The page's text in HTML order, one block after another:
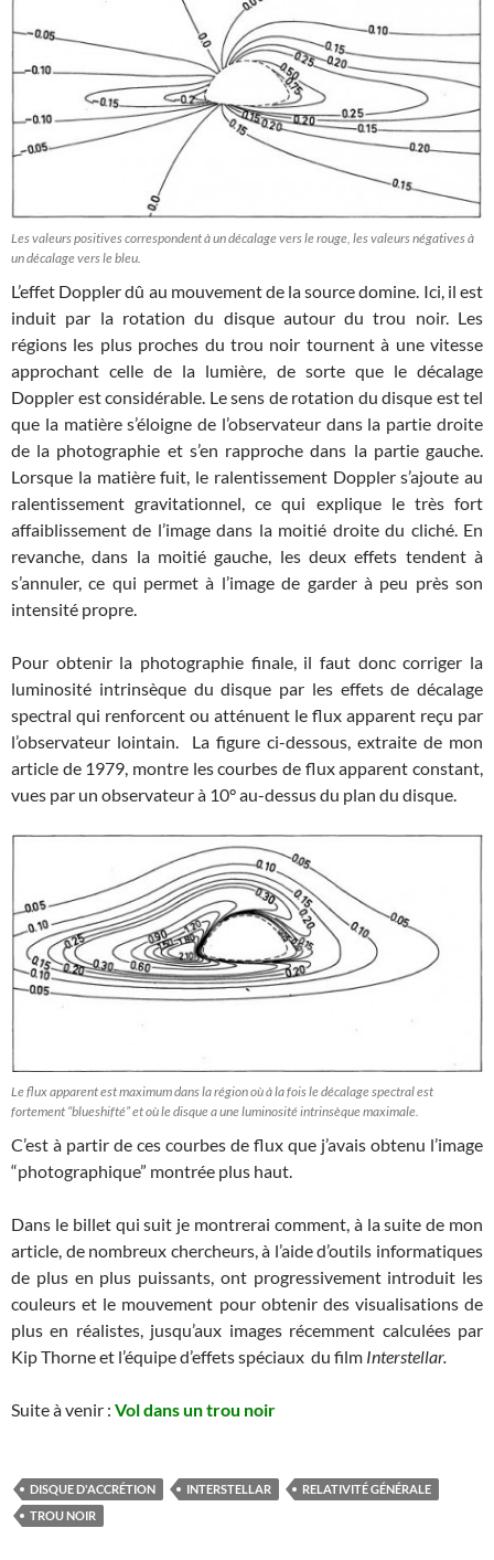
Les valeurs positives correspondent à un décalage vers le rouge, les valeurs négatives à
un décalage vers le bleu.
L’effet Doppler dû au mouvement de la source domine. Ici, il est
induit par la rotation du disque autour du trou noir. Les
régions les plus proches du trou noir tournent à une vitesse
approchant celle de la lumière, de sorte que le décalage
Doppler est considérable. Le sens de rotation du disque est tel
que la matière s’éloigne de l’observateur dans la partie droite
de la photographie et s’en rapproche dans la partie gauche.
Lorsque la matière fuit, le ralentissement Doppler s’ajoute au
ralentissement gravitationnel, ce qui explique le très fort
affaiblissement de l’image dans la moitié droite du cliché. En
revanche, dans la moitié gauche, les deux effets tendent à
s’annuler, ce qui permet à l’image de garder à peu près son
intensité propre.
Pour obtenir la photographie finale, il faut donc corriger la
luminosité intrinsèque du disque par les effets de décalage
spectral qui renforcent ou atténuent le flux apparent reçu par
l’observateur lointain. La figure ci-dessous, extraite de mon
article de 1979, montre les courbes de flux apparent constant,
vues par un observateur à 10° au-dessus du plan du disque.
Le flux apparent est maximum dans la région où à la fois le décalage spectral est
fortement “blueshifté” et où le disque a une luminosité intrinsèque maximale.
C’est à partir de ces courbes de flux que j’avais obtenu l’image
“photographique” montrée plus haut.
Dans le billet qui suit je montrerai comment, à la suite de mon
article, de nombreux chercheurs, à l’aide d’outils informatiques
de plus en plus puissants, ont progressivement introduit les
couleurs et le mouvement pour obtenir des visualisations de
plus en réalistes, jusqu’aux images récemment calculées par
Kip Thorne et l’équipe d’effets spéciaux du film Interstellar.
Suite à venir : Vol dans un trou noir
DISQUE D'ACCRÉTION INTERSTELLAR
RELATIVITÉ GÉNÉRALE
TROU NOIR